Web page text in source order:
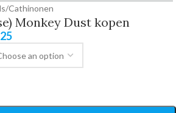
/Cathinonen
Monkey Dust kopen